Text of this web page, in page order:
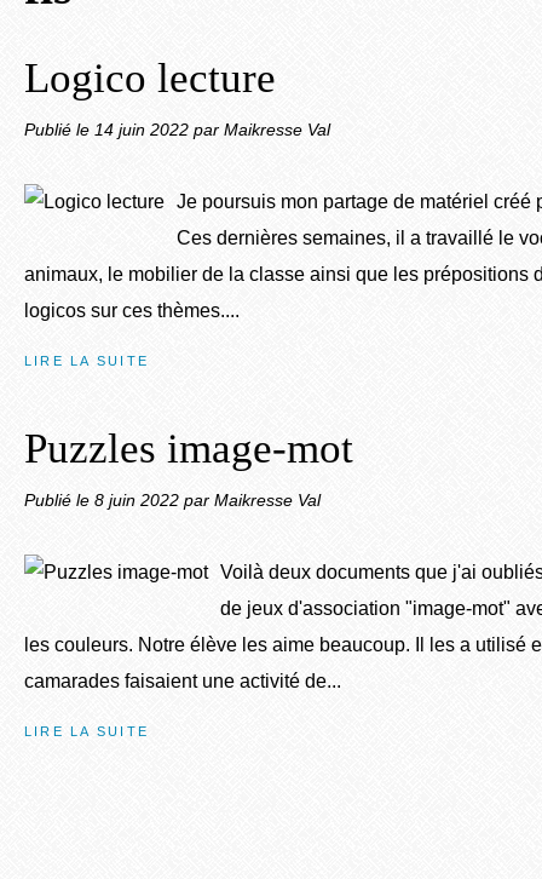
Logico lecture
Publié le 14 juin 2022 par Maikresse Val
Je poursuis mon partage de matériel créé
Ces dernières semaines, il a travaillé le
animaux, le mobilier de la classe ainsi que les prépositions
logicos sur ces thèmes....
LIRE LA SUITE
Puzzles image-mot
Publié le 8 juin 2022 par Maikresse Val
Voilà deux documents que j'ai
de jeux d'association "image-mot"
les couleurs. Notre élève les aime beaucoup. Il les a utilisé
camarades faisaient une activité de...
LIRE LA SUITE